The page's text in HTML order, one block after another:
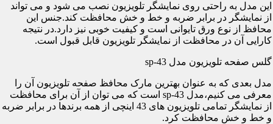
این مدل به راحتی روی نمایشگر تلویزیون نصب می شود و می تواند
از نمایشگر در برابر ضربه و خط و خش محافظت کند.جنس این
محافظ از نوع ورق تایوانی است و کیفیت خوبی نیز دارد.در نتیجه
کارایی آن در محافظت از نمایشگر تلویزیون قابل قبول است.
گلس صفحه تلویزیون مدل sp-43
مدل بعدی که به عنوان بهترین مارک محافظ صفحه تلویزیون آن را
معرفی می کنیم،مدل sp-43 است که می توان از آن برای محافظت
از نمایشگر تمامی تلویزیون های 43 اینچی از همه برندها در برابر ضربه
و خط و خش محافظت کرد.